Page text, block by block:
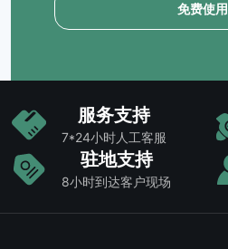
免费使用
服务支持
7*24小时人工客服
驻地支持
8小时到达客户现场